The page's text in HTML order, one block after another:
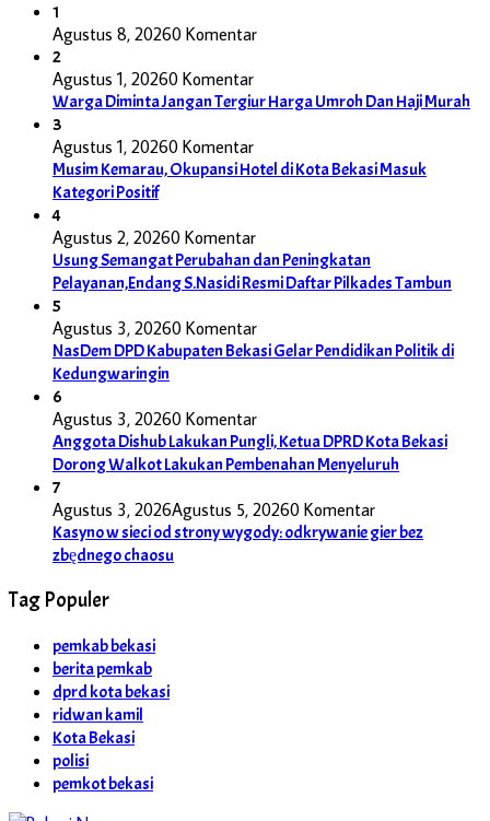
1
Agustus 8, 20260 Komentar
2
Agustus 1, 20260 Komentar
Warga Diminta Jangan Tergiur Harga Umroh Dan Haji Murah
3
Agustus 1, 20260 Komentar
Musim Kemarau, Okupansi Hotel di Kota Bekasi Masuk
Kategori Positif
4
Agustus 2, 20260 Komentar
Usung Semangat Perubahan dan Peningkatan
Pelayanan,Endang S.Nasidi Resmi Daftar Pilkades Tambun
5
Agustus 3, 20260 Komentar
NasDem DPD Kabupaten Bekasi Gelar Pendidikan Politik di
Kedungwaringin
6
Agustus 3, 20260 Komentar
Anggota Dishub Lakukan Pungli, Ketua DPRD Kota Bekasi
Dorong Walkot Lakukan Pembenahan Menyeluruh
7
Agustus 3, 2026Agustus 5, 20260 Komentar
Kasyno w sieci od strony wygody: odkrywanie gier bez
zbędnego chaosu
Tag Populer
pemkab bekasi
berita pemkab
dprd kota bekasi
ridwan kamil
Kota Bekasi
polisi
pemkot bekasi